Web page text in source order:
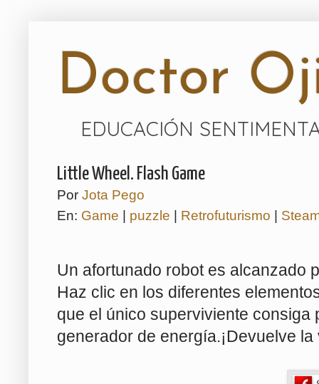
Doctor
EDUCACIÓN
Little Wheel. Flash Game
Por Jota Pego
En: Game puzzle Retrofuturismo
Un afortunado robot es alcanzado
Haz clic en los diferentes
que el único superviviente consiga
generador de energía.¡Devuelve